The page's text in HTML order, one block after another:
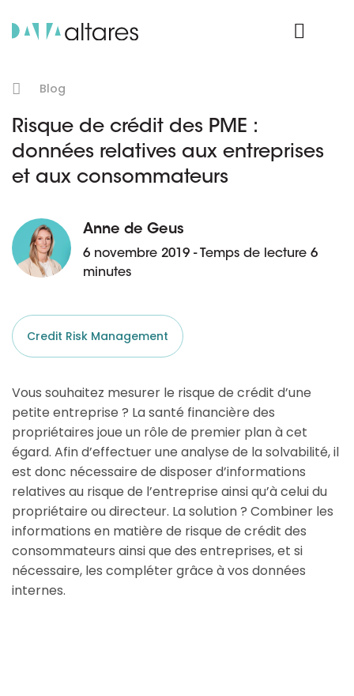
Blog
Risque de crédit des PME :
données relatives aux entreprises
et aux consommateurs
Anne de Geus
6 novembre 2019 - Temps de lecture 6
minutes
Credit Risk Management
Vous souhaitez mesurer le risque de crédit d’une
petite entreprise ? La santé financière des
propriétaires joue un rôle de premier plan à cet
égard. Afin d’effectuer une analyse de la solvabilité, il
est donc nécessaire de disposer d’informations
relatives au risque de l’entreprise ainsi qu’à celui du
propriétaire ou directeur. La solution ? Combiner les
informations en matière de risque de crédit des
consommateurs ainsi que des entreprises, et si
nécessaire, les compléter grâce à vos données
internes.